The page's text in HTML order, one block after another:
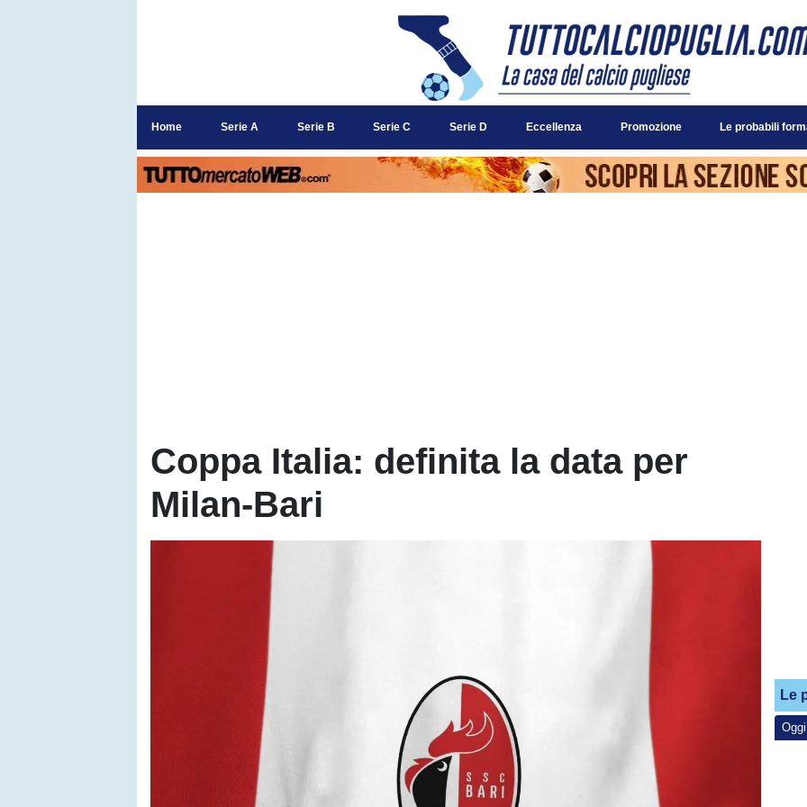
Home Serie A Serie B Serie C Serie D Eccellenza Promozione Le probabili
Coppa Italia: definita la data per
Milan-Bari
Le
Oggi